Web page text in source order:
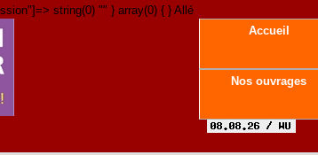
string(0) "" } array(0) { } Allé
Accueil
Nos ouvrages